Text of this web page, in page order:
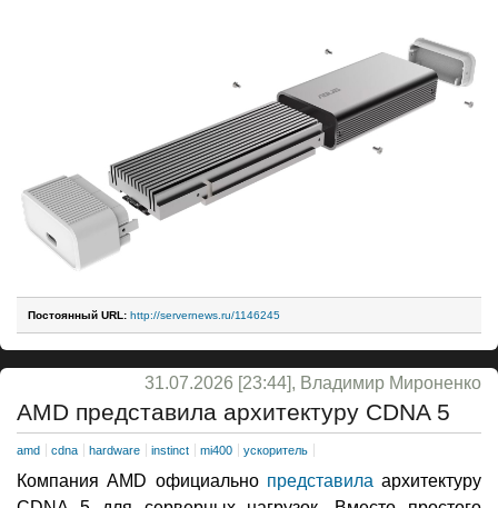
Постоянный URL: http://servernews.ru/1146245
31.07.2026 [23:44], Владимир Мироненко
AMD представила архитектуру CDNA 5
amd cdna hardware instinct mi400 ускоритель
Компания AMD официально представила архитектуру